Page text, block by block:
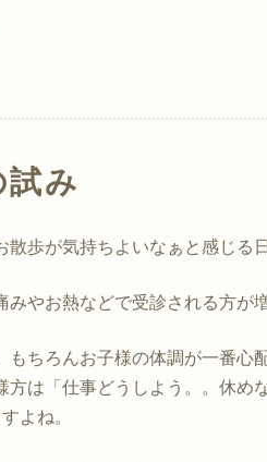
試み
歩が気持ちよいなぁと感じる
みやお熱などで受診される方が
ちろんお子様の体調が一番心
方は「仕事どうしよう。。休め
よね。